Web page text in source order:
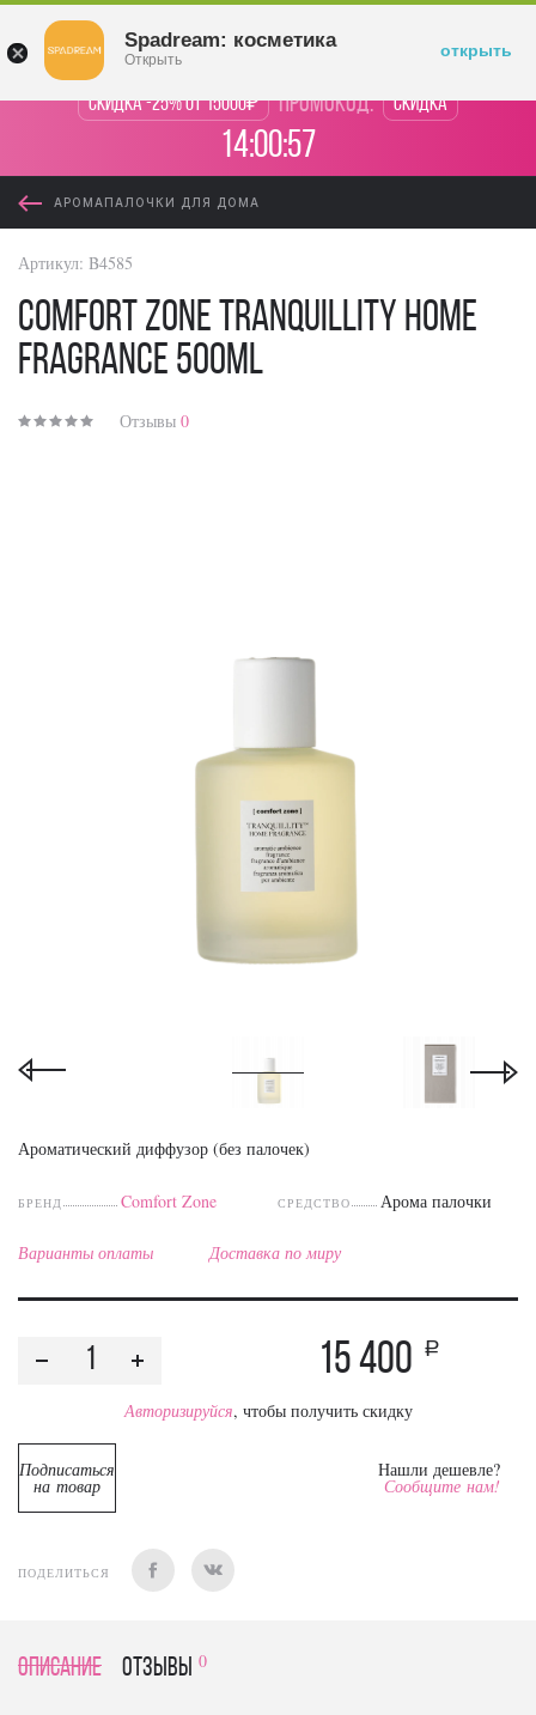
Скидка -25% от 15000₽ промокод: Скидка
14:00:57
АРОМАПАЛОЧКИ ДЛЯ ДОМА
Артикул: B4585
Comfort Zone Tranquillity Home
Fragrance 500ml
Отзывы 0
Ароматический диффузор (без палочек)
БРЕНД Comfort Zone СРЕДСТВО Арома палочки
Варианты оплаты Доставка по миру
15 400 a
Авторизируйся, чтобы получить скидку
Подписаться
на товар
Нашли дешевле?
Сообщите нам!
ПОДЕЛИТЬСЯ
Описание отзывы 0
Spadream: косметика
Открыть открыть